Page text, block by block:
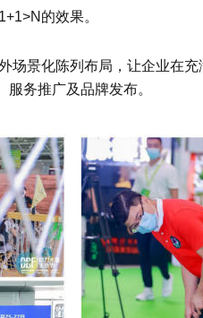
的效果。
场景化陈列布局，让企业在充
务推广及品牌发布。